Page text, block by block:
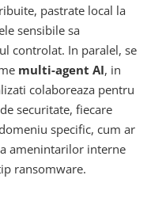
pastrate local la
sensibile sa
controlat. In paralel, se
multi-agent AI, in
colaboreaza pentru
securitate, fiecare
specific, cum ar
amenintarilor interne
ransomware.